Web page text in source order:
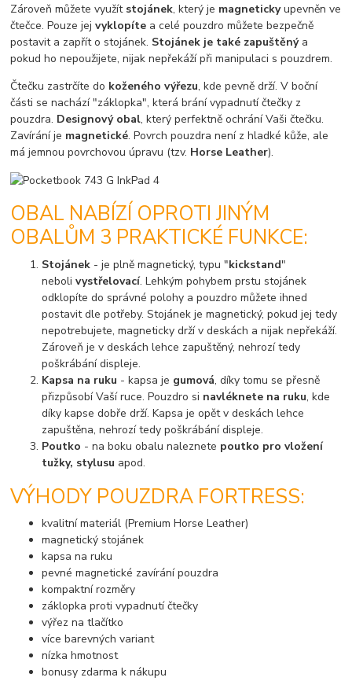
Zároveň můžete využít stojánek, který je magnetickyupevněn ve
čtečce. Pouze jejvyklopíte a celé pouzdro můžete bezpečně
postavit a zapřít o stojánek. Stojánek je také zapuštěnýa
pokud ho nepoužijete, nijak nepřekáží při manipulaci s pouzdrem.
Čtečku zastrčíte do koženého výřezu, kde pevně drží. V boční
části se nachází "záklopka", která brání vypadnutí čtečky z
pouzdra. Designový obal, který perfektně ochrání Vaši čtečku.
Zavírání je magnetické. Povrch pouzdra není z hladké kůže, ale
má jemnou povrchovou úpravu (tzv. Horse Leather).
OBAL NABÍZÍ OPROTI JINÝM
OBALŮM 3 PRAKTICKÉ FUNKCE:
Stojánek - je plně magnetický, typu "kickstand"
nebolivystřelovací. Lehkým pohybem prstu stojánek
odklopíte do správné polohy a pouzdro můžete ihned
postavit dle potřeby. Stojánek je magnetický, pokud jej tedy
nepotrebujete, magneticky drží v deskách a nijak nepřekáží.
Zároveň je v deskách lehce zapuštěný, nehrozí tedy
poškrábání displeje.
Kapsa na ruku - kapsa je gumová, díky tomu se přesně
přizpůsobí Vaší ruce. Pouzdro si navléknete na ruku, kde
díky kapse dobře drží. Kapsa je opět v deskách lehce
zapuštěna, nehrozí tedy poškrábání displeje.
Poutko - na boku obalu naleznete poutko pro vložení
tužky, stylusu apod.
VÝHODY POUZDRA FORTRESS:
kvalitní materiál (Premium Horse Leather)
magnetický stojánek
kapsa na ruku
pevné magnetické zavírání pouzdra
kompaktní rozměry
záklopka proti vypadnutí čtečky
výřez na tlačítko
více barevných variant
nízka hmotnost
bonusy zdarma k nákupu